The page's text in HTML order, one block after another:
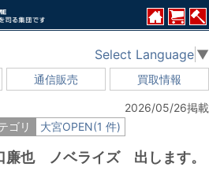
通信販売 買取情報
Select Language ▼
ゴリ 大宮OPEN(1 件)
2026/05/26掲載
廉也 ノベライズ 出します。